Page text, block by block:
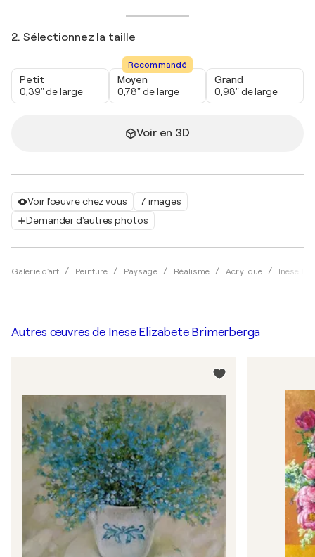
Voir l'œuvre chez vous
7 images
Demander d'autres photos
Galerie d'art Peinture Paysage Réalisme Acrylique Inese
2. Sélectionnez la taille
Petit
0,39" de large
Recommandé
Moyen
0,78" de large
Grand
0,98" de large
Voir en 3D
Autres œuvres de Inese Elizabete Brimerberga